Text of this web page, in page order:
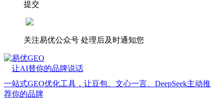
提交
关注易优公众号 处理后及时通知您
易优GEO
让AI替你的品牌说话
一站式GEO优化工具，让豆包、文心一言、DeepSeek主动推
荐你的品牌